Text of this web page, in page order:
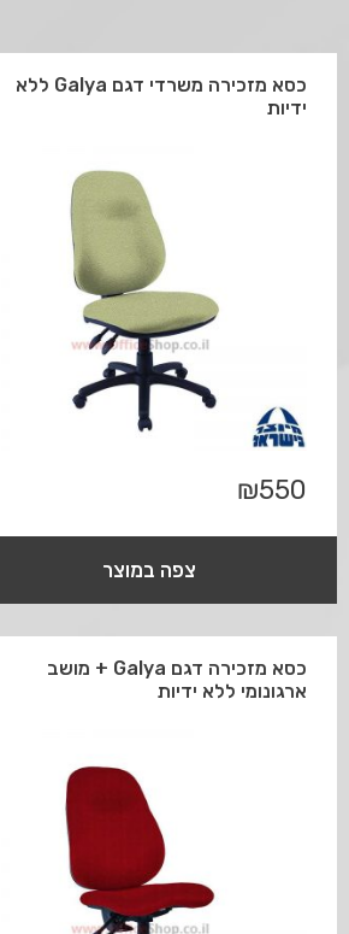
כסא מזכירה משרדי דגם Galya ללא
ידיות
₪550
צפה במוצר
כסא מזכירה דגם Galya + מושב
ארגונומי ללא ידיות